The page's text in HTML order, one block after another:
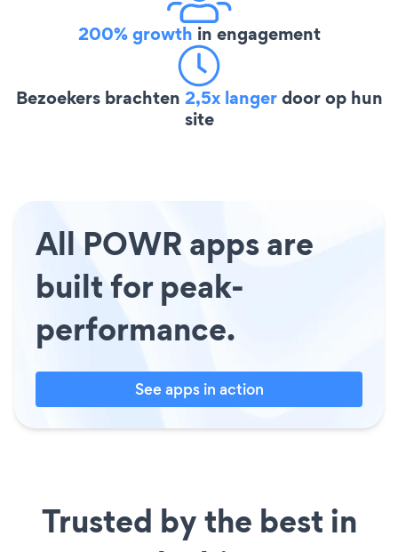
200% growth in engagement
Bezoekers brachten 2,5x langerdoor op hun
site
All POWR apps are
built for peak-
performance.
See apps in action
Trusted by the best in